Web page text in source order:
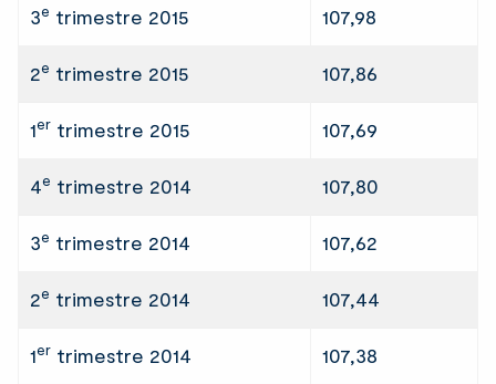
3e trimestre 2015 107,98
2e trimestre 2015 107,86
1er trimestre 2015 107,69
4e trimestre 2014 107,80
3e trimestre 2014 107,62
2e trimestre 2014 107,44
1er trimestre 2014 107,38